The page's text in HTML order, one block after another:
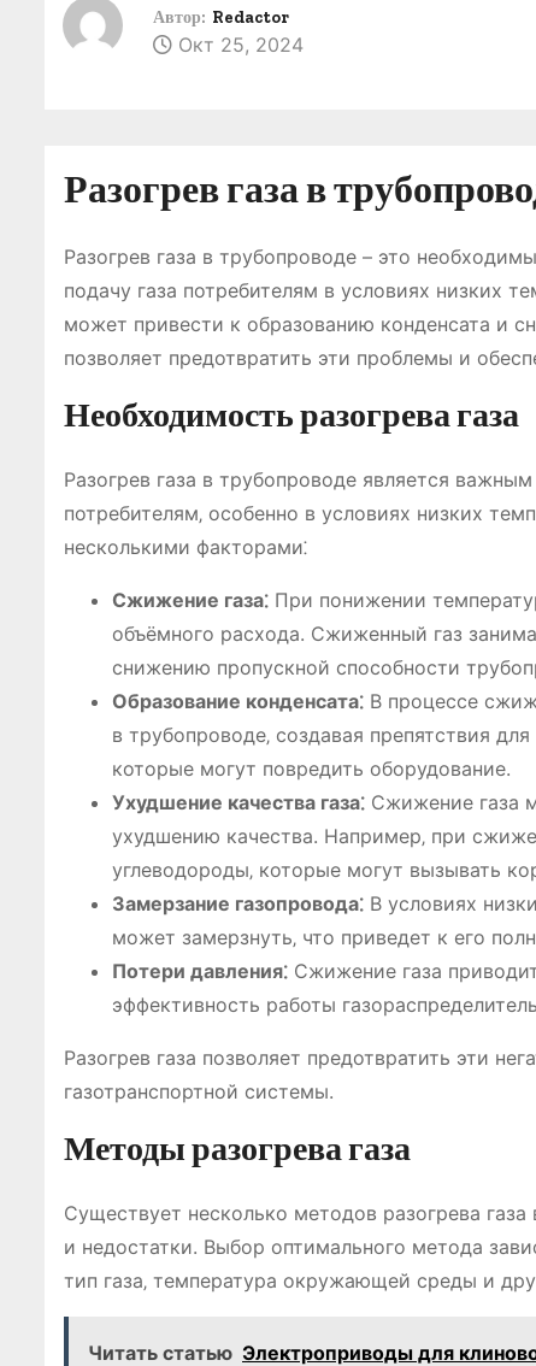
Автор: Redactor
Окт 25, 2024
Разогрев газа в
Разогрев газа в трубопроводе – это
подачу газа потребителям в условиях низких
может привести к образованию конденсата и
позволяет предотвратить эти проблемы и
Необходимость разогрева газа
Разогрев газа в трубопроводе является
потребителям‚ особенно в условиях низких
несколькими факторами⁚
Сжижение газа⁚ При понижении
объёмного расхода. Сжиженный газ
снижению пропускной способности
Образование конденсата⁚ В процессе
в трубопроводе‚ создавая препятствия
которые могут повредить оборудование.
Ухудшение качества газа⁚ Сжижение газа
ухудшению качества. Например‚ при
углеводороды‚ которые могут вызывать
Замерзание газопровода⁚ В условиях
может замерзнуть‚ что приведет к его
Потери давления⁚ Сжижение газа
эффективность работы
Разогрев газа позволяет предотвратить эти
газотранспортной системы.
Методы разогрева газа
Существует несколько методов разогрева
и недостатки. Выбор оптимального метода
тип газа‚ температура окружающей среды и
Читать статью Электроприводы для